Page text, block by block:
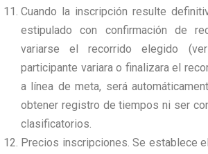
Cuando la inscripción resulte
estipulado con confirmación de
variarse el recorrido elegido
participante variara o finalizara el
a línea de meta, será
obtener registro de tiempos ni ser
clasificatorios.
Precios inscripciones. Se establece